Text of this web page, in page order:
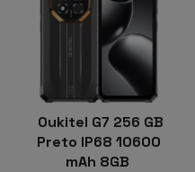
Oukitel G7 256 GB
Preto IP68 10600
mAh 8GB